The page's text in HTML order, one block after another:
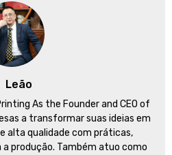
Leão
As the Founder and CEO of
a transformar suas ideias em
alta qualidade com práticas,
produção. Também atuo como